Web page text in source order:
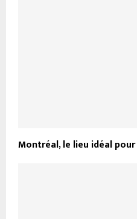
Montréal, le lieu idéal